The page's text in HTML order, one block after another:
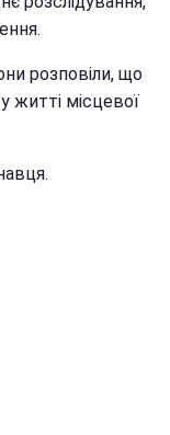
розповіли, що
житті місцевої